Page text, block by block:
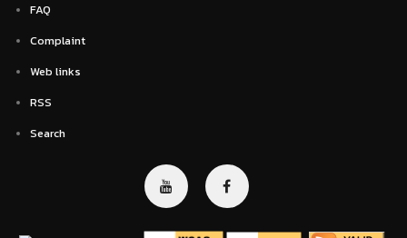
FAQ
Complaint
Web links
RSS
Search